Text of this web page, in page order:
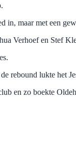
maar met een
Verhoef en Stef
rebound lukte het
en zo boekte